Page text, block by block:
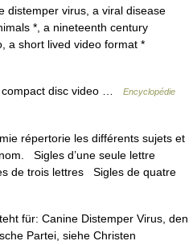
distemper virus, a viral disease
*, a nineteenth century
a short lived video format *
disc video …
Encyclopédie
répertorie les différents sujets et
Sigles d’une seule lettre
de trois lettres Sigles de quatre
für: Canine Distemper Virus, den
Partei, siehe Christen